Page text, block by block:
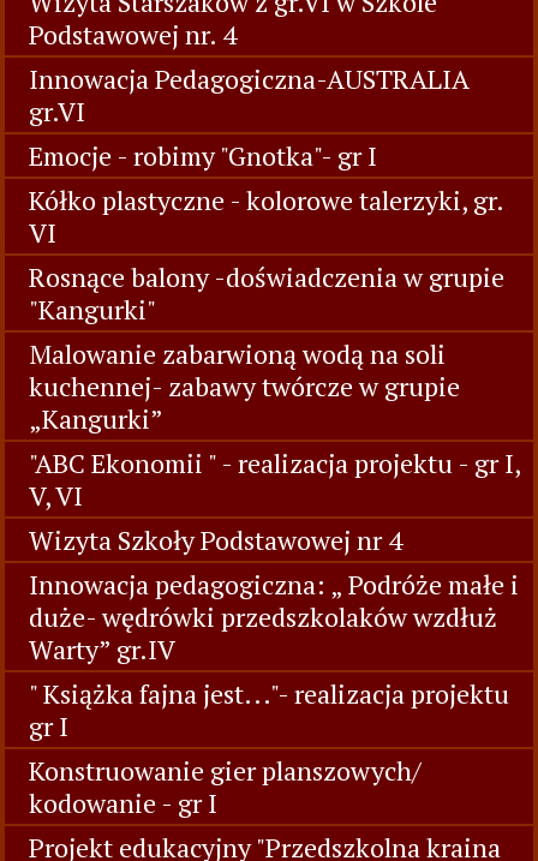
Podstawowej nr. 4
Innowacja Pedagogiczna-AUSTRALIA
gr.VI
Emocje - robimy "Gnotka"- gr I
Kółko plastyczne - kolorowe talerzyki, gr.
VI
Rosnące balony -doświadczenia w grupie
"Kangurki"
Malowanie zabarwioną wodą na soli
kuchennej- zabawy twórcze w grupie
„Kangurki”
"ABC Ekonomii " - realizacja projektu - gr I,
V, VI
Wizyta Szkoły Podstawowej nr 4
Innowacja pedagogiczna: „ Podróże małe i
duże- wędrówki przedszkolaków wzdłuż
Warty” gr.IV
" Książka fajna jest..."- realizacja projektu
gr I
Konstruowanie gier planszowych/
kodowanie - gr I
Projekt edukacyjny "Przedszkolna kraina